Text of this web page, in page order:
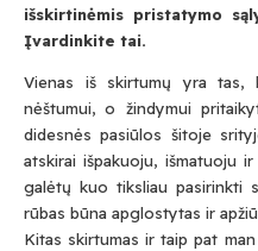
išskirtinėmis pristatymo
Įvardinkite tai.
Vienas iš skirtumų yra tas,
nėštumui, o žindymui
didesnės pasiūlos šitoje
atskirai išpakuoju, išmatuoju
galėtų kuo tiksliau pasirinkti
rūbas būna apglostytas ir
Kitas skirtumas ir taip pat